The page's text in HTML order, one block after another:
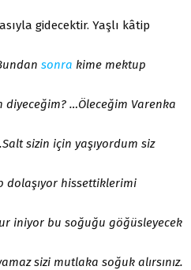
gidecektir. Yaşlı kâtip
sonra kime mektup
diyeceğim? …Öleceğim Varenka
sizin için yaşıyordum siz
dolaşıyor hissettiklerimi
iniyor bu soğuğu göğüsleyecek
sizi mutlaka soğuk alırsınız.